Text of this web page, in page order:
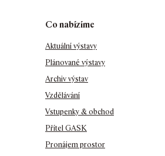
Co nabízíme
Aktuální výstavy
Plánované výstavy
Archiv výstav
Vzdělávání
Vstupenky & obchod
Přítel GASK
Pronájem prostor